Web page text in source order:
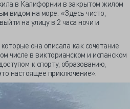
в Калифорнии в закрытом жилом
видом на море. «Здесь чисто,
на улицу в 2 часа ночи и
она описала как сочетание
числе в викторианском и испанском
к спорту, образованию,
настоящее приключение».